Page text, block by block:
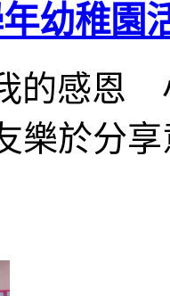
年幼稚園
的感恩
於分